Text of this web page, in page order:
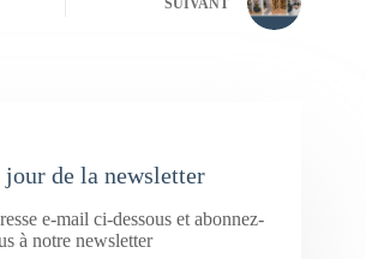
SUIVANT
jour de la newsletter
e-mail ci-dessous et abonnez-
à notre newsletter